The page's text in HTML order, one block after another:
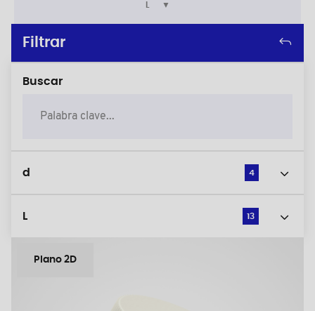
L
Filtrar
Buscar
d 4
L 13
Plano 2D